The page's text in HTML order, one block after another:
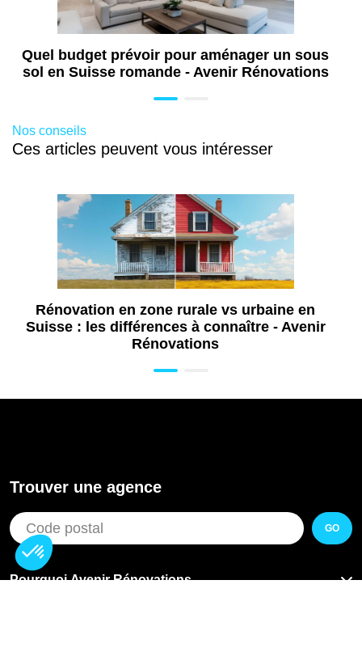
particulièrement adapté aux usages carrossables.
Enfin, l’enrobé noir reste une solution sobre, durable
et économique, appréciée pour sa finition uniforme
Quel budget prévoir pour aménager un sous
sol en Suisse romande - Avenir Rénovations
Nos conseils
Ces articles peuvent vous intéresser
Rénovation en zone rurale vs urbaine en
Suisse : les différences à connaître - Avenir
Rénovations
Trouver une agence
GO
Pourquoi Avenir Rénovations